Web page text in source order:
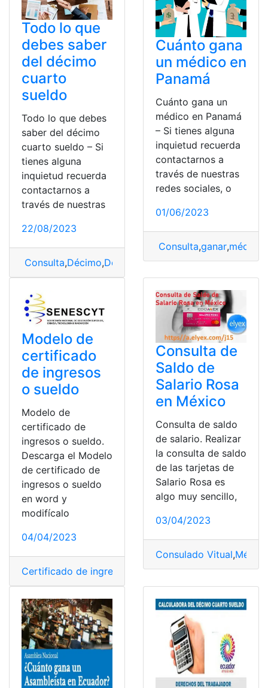
Todo lo que
debes saber
del décimo
cuarto
sueldo
Todo lo que debes
saber del décimo
cuarto sueldo – Si
tienes alguna
inquietud recuerda
contactarnos a
través de nuestras
22/08/2023
Consulta,Décimo,Décimo cuarto sueldo,saber,sueldo
Cuánto gana
un médico en
Panamá
Cuánto gana un
médico en Panamá
– Si tienes alguna
inquietud recuerda
contactarnos a
través de nuestras
redes sociales, o
01/06/2023
Consulta,ganar,médicos
Modelo de
certificado
de ingresos
o sueldo
Modelo de
certificado de
ingresos o sueldo.
Descarga el Modelo
de certificado de
ingresos o sueldo
en word y
modifícalo
04/04/2023
Certificado de ingresos o sueldo,Ingresos o sueldo,
Consulta de
Saldo de
Salario Rosa
en México
Consulta de saldo
de salario. Realizar
la consulta de saldo
de las tarjetas de
Salario Rosa es
algo muy sencillo,
03/04/2023
Consulado Vitual,México